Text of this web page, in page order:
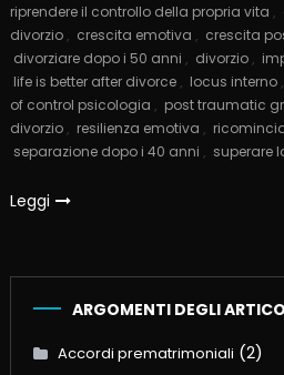
riprendere il controllo della propria vita ,
divorzio , crescita emotiva , crescita
divorziare dopo i 50 anni , divorzio ,
life is better after divorce , locus interno ,
of control psicologia , post traumatic
divorzio , resilienza emotiva ,
separazione dopo i 40 anni , superare
Leggi
ARGOMENTI DEGLI
Accordi prematrimoniali (2)